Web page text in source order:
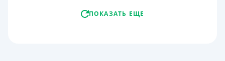
ПОКАЗАТЬ ЕЩЕ